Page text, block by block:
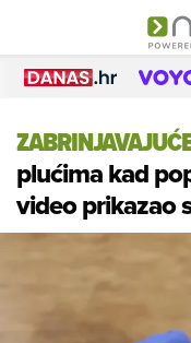
plućima kad
video prikazao